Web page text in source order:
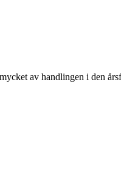
av handlingen i den